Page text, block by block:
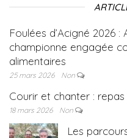
Foulées d’Acigné 2026 :
championne engagée
alimentaires
25 mars 2026 Non
Courir et chanter : repas
18 mars 2026 Non
Les